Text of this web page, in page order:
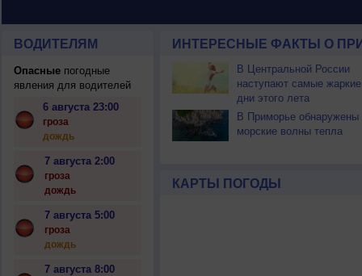
ВОДИТЕЛЯМ
Опасныепогодные
явления для водителей
6 августа 23:00
гроза
дождь
7 августа 2:00
гроза
дождь
7 августа 5:00
гроза
дождь
7 августа 8:00
ИНТЕРЕСНЫЕ ФАКТЫ О
В Центральной России
наступают самые жаркие
дни этого лета
В Приморье обнаружены
морские волны тепла
КАРТЫ ПОГОДЫ